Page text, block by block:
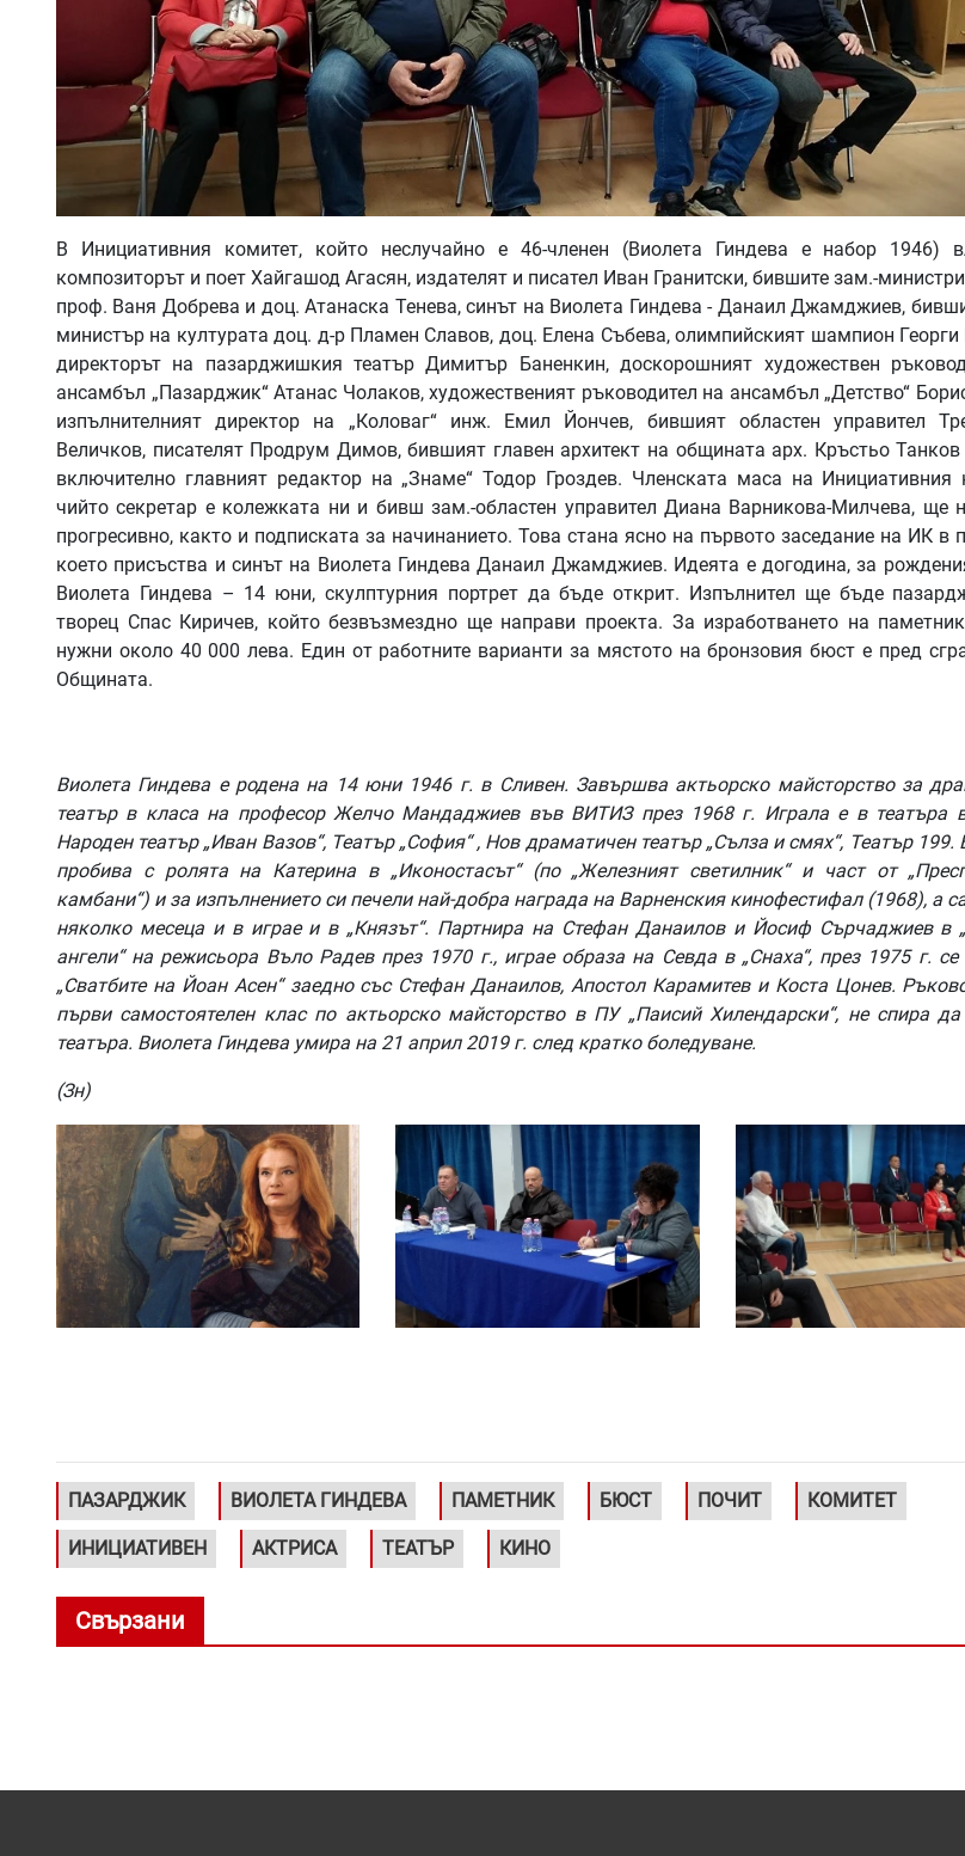
В Инициативния комитет, който неслучайно е 46-членен (Виолета Гиндева е набор 1946)
композиторът и поет Хайгашод Агасян, издателят и писател Иван Гранитски, бившите зам.-
проф. Ваня Добрева и доц. Атанаска Тенева, синът на Виолета Гиндева - Данаил Джамджиев,
министър на културата доц. д-р Пламен Славов, доц. Елена Събева, олимпийският шампион
директорът на пазарджишкия театър Димитър Баненкин, доскорошният художествен
ансамбъл „Пазарджик“ Атанас Чолаков, художественият ръководител на ансамбъл „Детство“
изпълнителният директор на „Коловаг“ инж. Емил Йончев, бившият областен управител
Величков, писателят Продрум Димов, бившият главен архитект на общината арх. Кръстьо Танков
включително главният редактор на „Знаме“ Тодор Гроздев. Членската маса на Инициативния
чийто секретар е колежката ни и бивш зам.-областен управител Диана Варникова-Милчева, ще
прогресивно, както и подписката за начинанието. Това стана ясно на първото заседание на ИК в
което присъства и синът на Виолета Гиндева Данаил Джамджиев. Идеята е догодина, за
Виолета Гиндева – 14 юни, скулптурния портрет да бъде открит. Изпълнител ще бъде
творец Спас Киричев, който безвъзмездно ще направи проекта. За изработването на
нужни около 40 000 лева. Един от работните варианти за мястото на бронзовия бюст е пред
Общината.
Виолета Гиндева е родена на 14 юни 1946 г. в Сливен. Завършва актьорско майсторство за
театър в класа на професор Желчо Мандаджиев във ВИТИЗ през 1968 г. Играла е в театъра
Народен театър „Иван Вазов“, Театър „София“ , Нов драматичен театър „Сълза и смях“, Театър 199.
пробива с ролята на Катерина в „Иконостасът“ (по „Железният светилник“ и част от
камбани“) и за изпълнението си печели най-добра награда на Варненския кинофестифал (1968), а
няколко месеца и в играе и в „Князът“. Партнира на Стефан Данаилов и Йосиф Сърчаджиев в
ангели“ на режисьора Въло Радев през 1970 г., играе образа на Севда в „Снаха“, през 1975 г.
„Сватбите на Йоан Асен“ заедно със Стефан Данаилов, Апостол Карамитев и Коста Цонев.
първи самостоятелен клас по актьорско майсторство в ПУ „Паисий Хилендарски“, не спира
театъра. Виолета Гиндева умира на 21 април 2019 г. след кратко боледуване.
(Зн)
ПАЗАРДЖИК ВИОЛЕТА ГИНДЕВА ПАМЕТНИК БЮСТ ПОЧИТ КОМИТЕТ
ИНИЦИАТИВЕН АКТРИСА ТЕАТЪР КИНО
Свързани